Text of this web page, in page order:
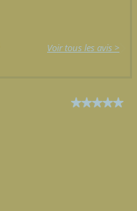
Voir tous les avis >